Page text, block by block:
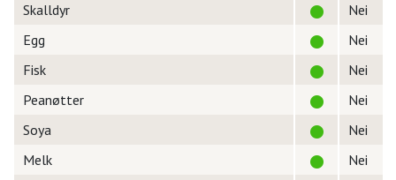
Skalldyr
Nei
Egg
Nei
Fisk
Nei
Peanøtter
Nei
Soya
Nei
Melk
Nei